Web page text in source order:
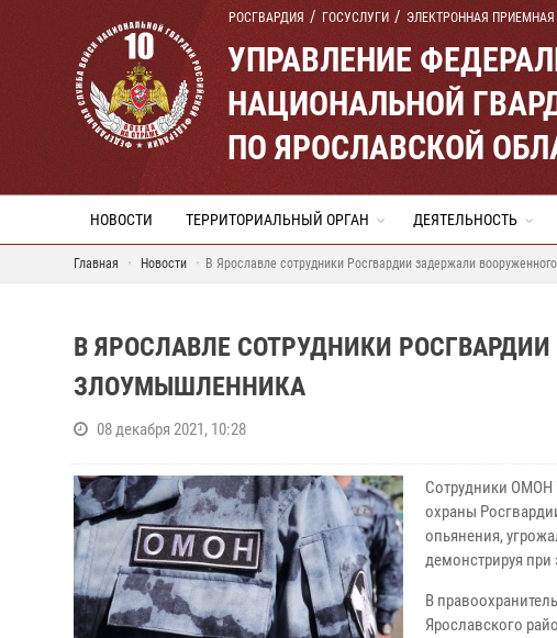
РОСГВАРДИЯ ГОСУСЛУГИ ЭЛЕКТРОННАЯ ПРИЕМНАЯ
УПРАВЛЕНИЕ
НАЦИОНАЛЬНОЙ
ПО ЯРОСЛАВСКОЙ
НОВОСТИ ТЕРРИТОРИАЛЬНЫЙ ОРГАН ДЕЯТЕЛЬНОСТЬ
Главная Новости В Ярославле сотрудники Росгвардии задержали
В ЯРОСЛАВЛЕ СОТРУДНИКИ
ЗЛОУМЫШЛЕННИКА
08 декабря 2021, 10:28
Сотрудники ОМОН
охраны
опьянения,
демонстрируя
В
Ярославского